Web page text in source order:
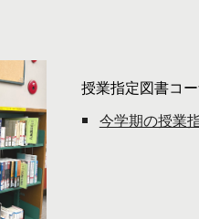
授業指定図書コ
今学期の授業